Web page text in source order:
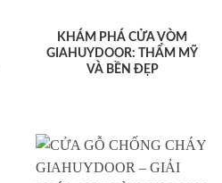
KHÁM PHÁ CỬA VÒM
GIAHUYDOOR: THẨM MỸ
VÀ BỀN ĐẸP